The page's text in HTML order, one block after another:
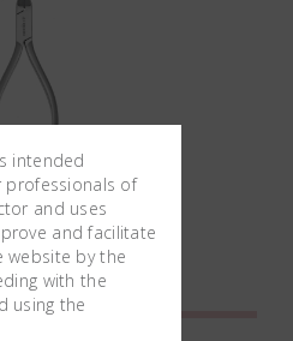
intended
professionals of
and uses
and facilitate
website by the
with the
using the